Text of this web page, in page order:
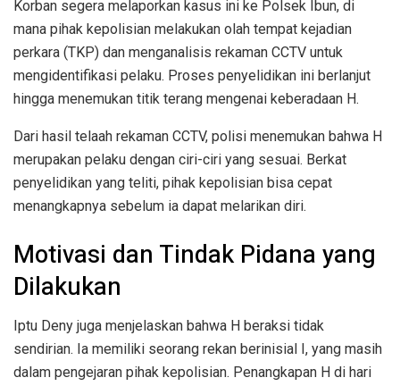
Korban segera melaporkan kasus ini ke Polsek Ibun, di
mana pihak kepolisian melakukan olah tempat kejadian
perkara (TKP) dan menganalisis rekaman CCTV untuk
mengidentifikasi pelaku. Proses penyelidikan ini berlanjut
hingga menemukan titik terang mengenai keberadaan H.
Dari hasil telaah rekaman CCTV, polisi menemukan bahwa H
merupakan pelaku dengan ciri-ciri yang sesuai. Berkat
penyelidikan yang teliti, pihak kepolisian bisa cepat
menangkapnya sebelum ia dapat melarikan diri.
Motivasi dan Tindak Pidana yang
Dilakukan
Iptu Deny juga menjelaskan bahwa H beraksi tidak
sendirian. Ia memiliki seorang rekan berinisial I, yang masih
dalam pengejaran pihak kepolisian. Penangkapan H di hari